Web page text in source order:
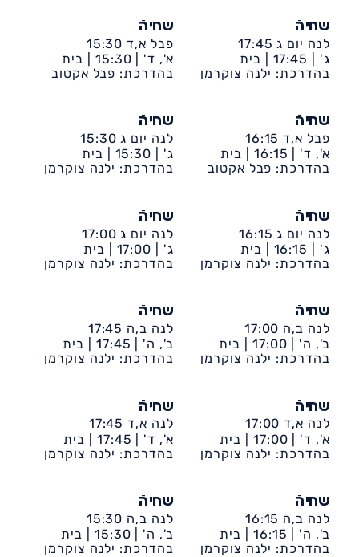
שחיהֿ
לנה יום ג 17:45
ג' |
17:45 |
בית
לברון-קאנטרי
בהדרכת: ילנה צוקרמן
שחיהֿ
פבל א,ד 15:30
א', ד' | 15:30 |
בית
לברון-קאנטרי
בהדרכת: פבל אקטוב
שחיהֿ
פבל א,ד 16:15
א', ד' | 16:15 |
בית
לברון-קאנטרי
בהדרכת: פבל אקטוב
שחיהֿ
לנה יום ג 15:30
ג' | 15:30 |
בית
לברון-קאנטרי
בהדרכת: ילנה צוקרמן
שחיהֿ
לנה יום ג 16:15
ג' |
16:15 |
בית
לברון-קאנטרי
בהדרכת: ילנה צוקרמן
שחיהֿ
לנה יום ג 17:00
ג' | 17:00 |
בית
לברון-קאנטרי
בהדרכת: ילנה צוקרמן
שחיהֿ
לנה ב,ה 17:00
ב', ה' | 17:00 |
בית
לברון-קאנטרי
בהדרכת: ילנה צוקרמן
שחיהֿ
לנה ב,ה 17:45
ב', ה' | 17:45 |
בית
לברון-קאנטרי
בהדרכת: ילנה צוקרמן
שחיהֿ
לנה א,ד 17:00
א', ד' | 17:00 |
בית
לברון-קאנטרי
בהדרכת: ילנה צוקרמן
שחיהֿ
לנה א,ד 17:45
א', ד' | 17:45 |
בית
לברון-קאנטרי
בהדרכת: ילנה צוקרמן
שחיהֿ
לנה ב,ה 16:15
ב', ה' | 16:15 |
בית
לברון-קאנטרי
בהדרכת: ילנה צוקרמן
שחיהֿ
לנה ב,ה 15:30
ב', ה' | 15:30 |
בית
לברון-קאנטרי
בהדרכת: ילנה צוקרמן